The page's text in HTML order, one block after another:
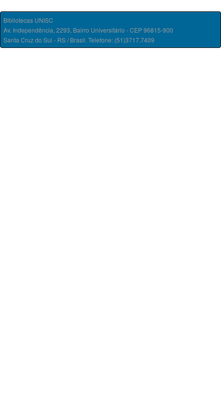
Bibliotecas UNISC
Av. Independência, 2293, Bairro Universitário - CEP 96815-900
Santa Cruz do Sul - RS / Brasil. Telefone: (51)3717.7409